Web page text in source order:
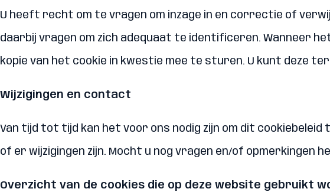
U heeft recht om te vragen om inzage in en correctie of
daarbij vragen om zich adequaat te identificeren. Wanneer
kopie van het cookie in kwestie mee te sturen. U kunt deze
Wijzigingen en contact
Van tijd tot tijd kan het voor ons nodig zijn om dit
of er wijzigingen zijn. Mocht u nog vragen en/of opmerkingen
Overzicht van de cookies die op deze website gebruikt